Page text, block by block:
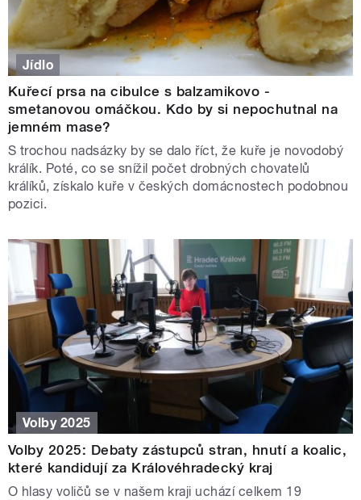
Jídlo
Kuřecí prsa na cibulce s balzamikovo -
smetanovou omáčkou. Kdo by si nepochutnal na
jemném mase?
S trochou nadsázky by se dalo říct, že kuře je novodobý
králík. Poté, co se snížil počet drobných chovatelů
králíků, získalo kuře v českých domácnostech podobnou
pozici.
Volby 2025
Volby 2025: Debaty zástupců stran, hnutí a koalic,
které kandidují za Královéhradecký kraj
O hlasy voličů se v našem kraji uchází celkem 19